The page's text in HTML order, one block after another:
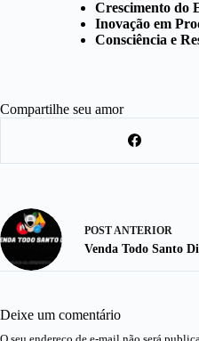
Crescimento do
Inovação em
Consciência e
Compartilhe seu amor
POSTANTERIOR
Venda Todo Santo
Deixe um comentário